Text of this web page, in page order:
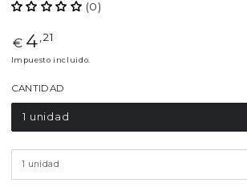
(0)
Precio
regular
€ 4 ,21
Impuesto incluido.
CANTIDAD
1 unidad